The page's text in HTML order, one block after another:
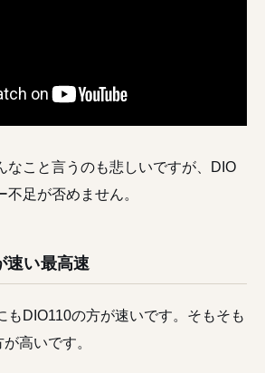
なこと言うのも悲しいですが、DIO
足が否めません。
速い最高速
もDIO110の方が速いです。そもそも
高いです。